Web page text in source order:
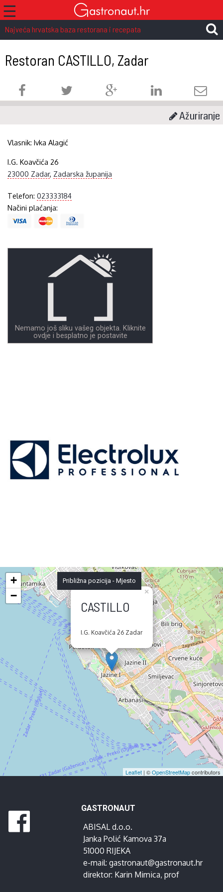
☰
Najveća hrvatska baza restorana i recepata
Restoran CASTILLO, Zadar
Ažuriranje
Vlasnik:Ivka Alagić
I.G. Koavčića 26
23000 Zadar, Zadarska županija
Telefon:023333184
Načini plaćanja:
Nemamo još sliku vašeg objekta. Kliknite
ovdje i besplatno je postavite
CASTILLO
I.G. Koavčića 26 Zadar
×
+
−
Leaflet | ©OpenStreetMapcontributors
Približna pozicija - Mjesto
GASTRONAUT
ABISAL d.o.o.
Janka Polić Kamova 37a
51000 RIJEKA
e-mail: gastronaut@gastronaut.hr
direktor: Karin Mimica, prof